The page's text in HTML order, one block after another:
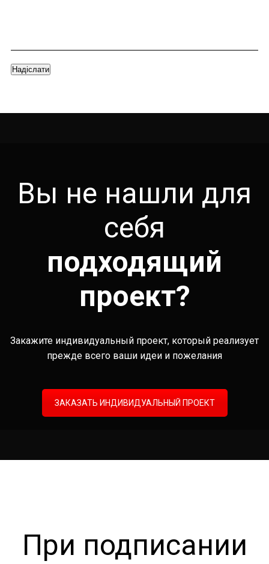
Вы не нашли для
себя
подходящий
проект?
Закажите индивидуальный проект, который реализует
прежде всего ваши идеи и пожелания
ЗАКАЗАТЬ ИНДИВИДУАЛЬНЫЙ ПРОЕКТ
При подписании